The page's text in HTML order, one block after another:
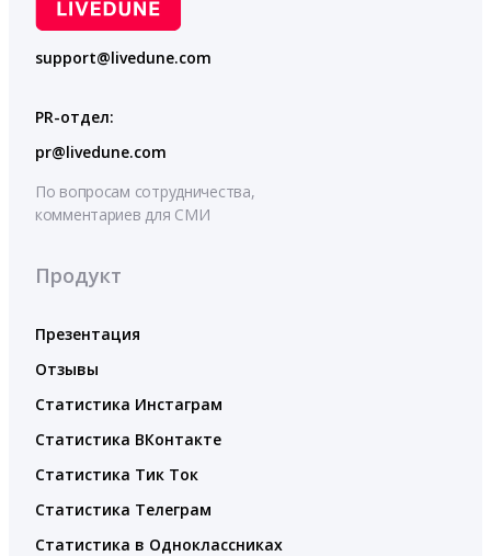
support@livedune.com
PR-отдел:
pr@livedune.com
По вопросам сотрудничества,
комментариев для СМИ
Продукт
Презентация
Отзывы
Статистика Инстаграм
Статистика ВКонтакте
Статистика Тик Ток
Статистика Телеграм
Статистика в Одноклассниках